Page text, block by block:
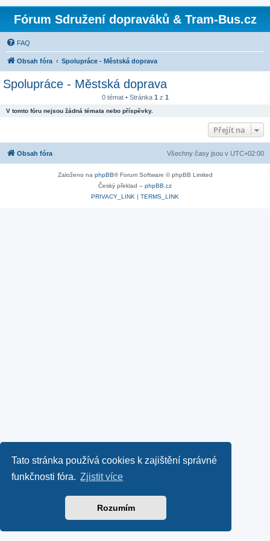
Tato stránka používá cookies k zajištění správné
funkčnosti fóra. Zjistit více
Rozumím
Fórum Sdružení dopraváků & Tram-Bus.cz
FAQ
Obsah fóra Spolupráce - Městská doprava
Spolupráce - Městská doprava
0 témat • Stránka 1 z 1
V tomto fóru nejsou žádná témata nebo příspěvky.
Přejít na
Obsah fóra Všechny časy jsou v UTC+02:00
Založeno na phpBB® Forum Software © phpBB Limited
Český překlad – phpBB.cz
PRIVACY_LINK | TERMS_LINK